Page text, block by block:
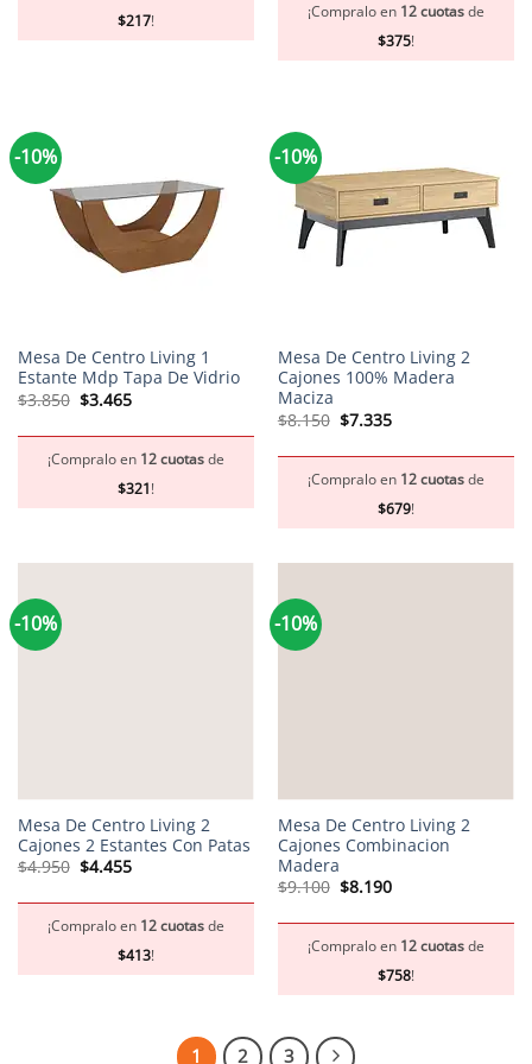
$217! $4.500.$4.050.
¡Compralo en 12 cuotasde
$375!
-10%
Mesa De Centro Living 1
Estante Mdp Tapa De Vidrio
$3.850 El
precio
era:
$3.850.
$3.465El
precio
es:
$3.465.
¡Compralo en 12 cuotasde
$321!
-10%
Mesa De Centro Living 2
Cajones 100% Madera
Maciza
$8.150 El
precio
era:
$8.150.
$7.335El
precio
es:
$7.335.
¡Compralo en 12 cuotasde
$679!
-10%
Mesa De Centro Living 2
Cajones 2 Estantes Con Patas
$4.950 El
$4.950.
$4.455El
$4.455.
¡Compralo en 12 cuotasde
$413!
-10%
Mesa De Centro Living 2
Cajones Combinacion
Madera
$9.100 El
$9.100.
$8.190El
$8.190.
¡Compralo en 12 cuotasde
$758!
1 2 3